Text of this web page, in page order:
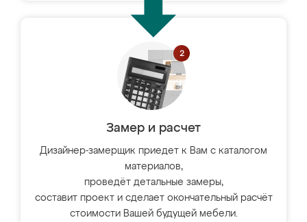
Замер и расчет
Дизайнер-замерщик приедет к Вам с каталогом
материалов,
проведёт детальные замеры,
составит проект и сделает окончательный расчёт
стоимости Вашей будущей мебели.